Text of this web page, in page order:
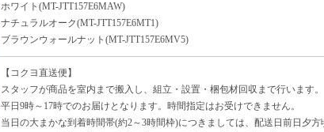
ホワイト(MT-JTT157E6MAW)
ナチュラルオーク(MT-JTT157E6MT1)
ブラウンウォールナット(MT-JTT157E6MV5)
【コクヨ直送便】
スタッフが商品を室内まで搬入し、組立・設置・梱包材回収まで行います。
平日9時～17時でのお届けとなります。時間指定はお受けできません。
当日の大まかな到着時間帯(約2～3時間枠)につきましては、配送日前日夕方